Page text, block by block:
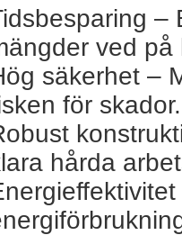
–
ved på
säkerhet –
för skador.
hårda